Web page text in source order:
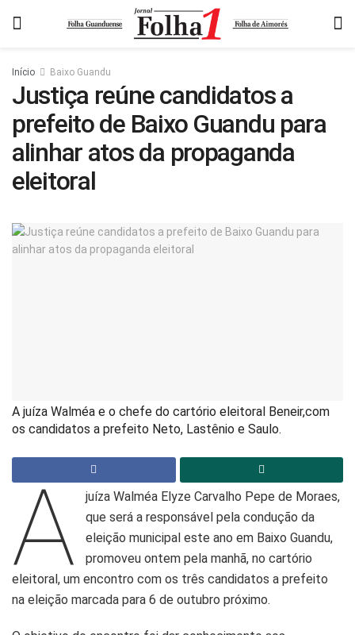
Início Baixo Guandu
Justiça reúne candidatos a
prefeito de Baixo Guandu para
alinhar atos da propaganda
eleitoral
A juíza Walméa e o chefe do cartório eleitoral Beneir,com
os candidatos a prefeito Neto, Lastênio e Saulo.
A
juíza Walméa Elyze Carvalho Pepe de Moraes,
que será a responsável pela condução da
eleição municipal este ano em Baixo Guandu,
promoveu ontem pela manhã, no cartório
eleitoral, um encontro com os três candidatos a prefeito
na eleição marcada para 6 de outubro próximo.